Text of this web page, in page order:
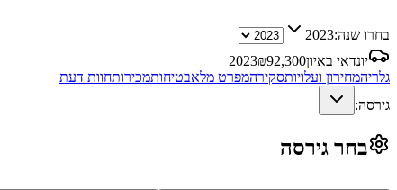
בחרו שנה:2023
יונדאי באיון
2023₪92,300
גלריהמחירון ועלויותסקירהמפרט מלאבטיחותמכירותחוות דעת
גירסה:
בחר גירסה